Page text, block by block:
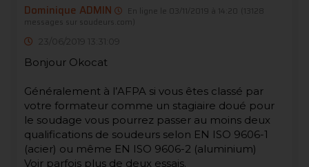
Dominique ADMIN En ligne le 03/11/2019 à 14:20
(13128
messages sur soudeurs.com)
23/06/2019 13:31:09
Bonjour Okocat
Généralement à l’AFPA si vous êtes classé par
votre formateur comme un stagiaire doué pour
le soudage vous pourrez passer au moins deux
qualifications de soudeurs selon EN ISO 9606-1
(acier) ou même EN ISO 9606-2 (aluminium)
Voir parfois plus de deux essais.